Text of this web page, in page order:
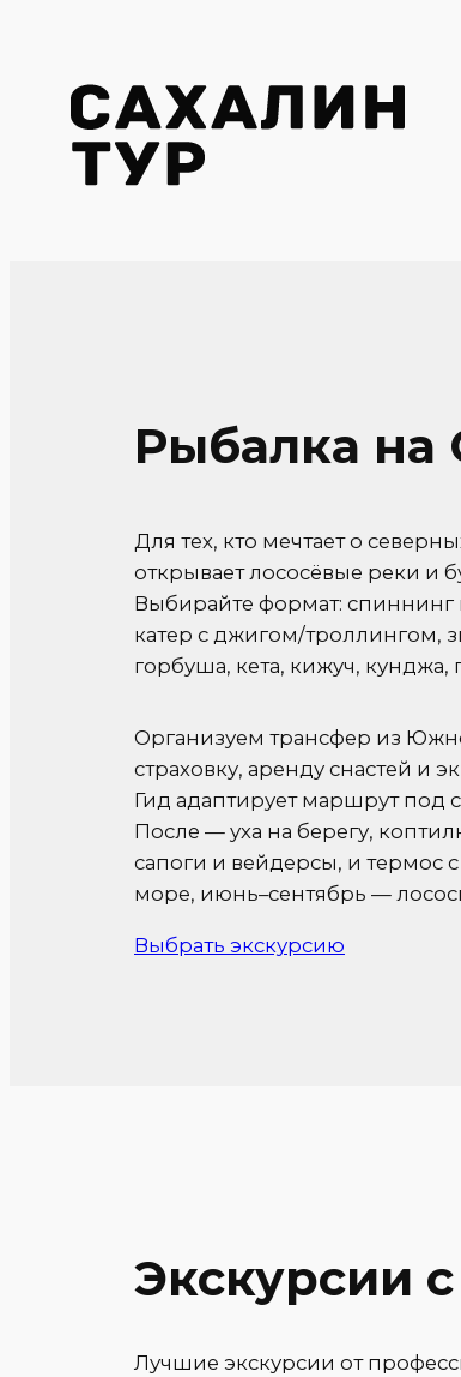
содержимому
Рыбалка на
Для тех, кто мечтает о
открывает лососёвые реки и
Выбирайте формат: спиннинг
катер с джигом/троллингом,
горбуша, кета, кижуч, кунджа,
Организуем трансфер из
страховку, аренду снастей и
Гид адаптирует маршрут
После — уха на берегу,
сапоги и вейдерсы, и термос
море, июнь–сентябрь —
Выбрать экскурсию
Экскурсии
Лучшие экскурсии от